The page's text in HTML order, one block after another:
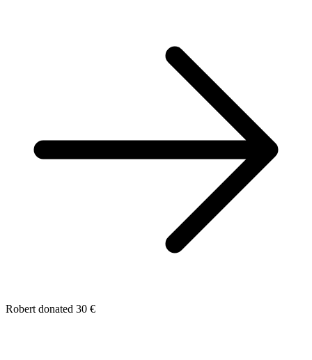
Robert donated 30 €